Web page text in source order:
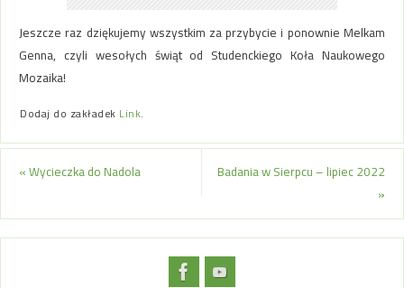
Jeszcze raz dziękujemy wszystkim za przybycie i ponownie Melkam
Genna, czyli wesołych świąt od Studenckiego Koła Naukowego
Mozaika!
Dodaj do zakładek Link.
« Wycieczka do Nadola
Badania w Sierpcu – lipiec 2022
»